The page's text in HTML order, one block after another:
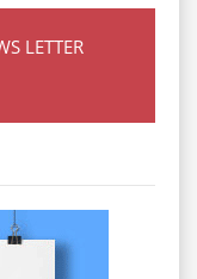
LETTER